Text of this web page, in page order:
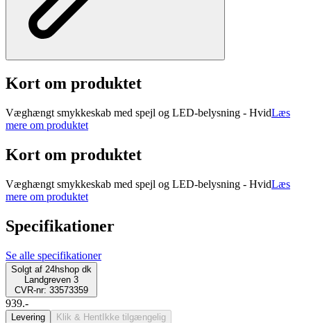
Kort om produktet
Væghængt smykkeskab med spejl og LED-belysning - HvidLæs
mere om produktet
Kort om produktet
Væghængt smykkeskab med spejl og LED-belysning - HvidLæs
mere om produktet
Specifikationer
Se alle specifikationer
Solgt af 24hshop dk
Landgreven 3
CVR-nr: 33573359
939.-
Levering Klik & Hent Ikke tilgængelig